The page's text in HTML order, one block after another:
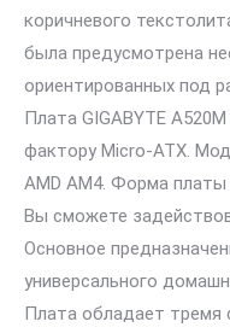
коричневого
была предусмотрена
ориентированных под
Плата GIGABYTE
фактору Micro-ATX.
AMD AM4. Форма
Вы сможете
Основное
универсального
Плата обладает тремя